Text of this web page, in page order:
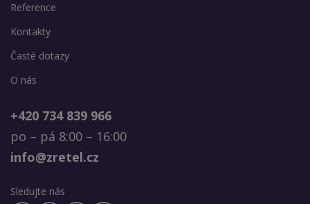
Reference
Kontakty
Časté dotazy
O nás
+420 734 839 966
po – pá 8:00 – 16:00
info@zretel.cz
Sledujte nás